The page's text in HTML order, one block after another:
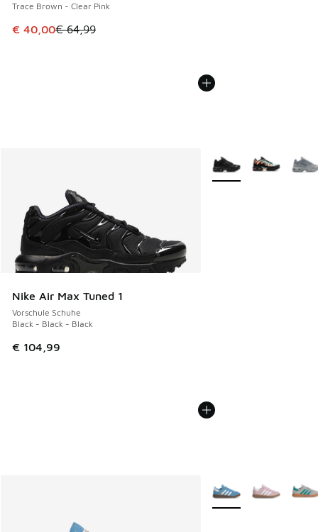
Trace Brown - Clear Pink
Dieser Artikel ist im Sale. Der Preis ist von € 64,99 auf €
€ 40,00€ 64,99
Nike Air Max Tuned 1
Vorschule Schuhe
Black - Black - Black
€ 104,99
Weitere Farben
Weitere Farben